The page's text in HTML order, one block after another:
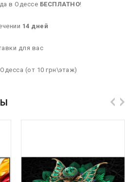
в Одессе БЕСПЛАТНО!
14 дней
для вас
(от 10 грн\этаж)